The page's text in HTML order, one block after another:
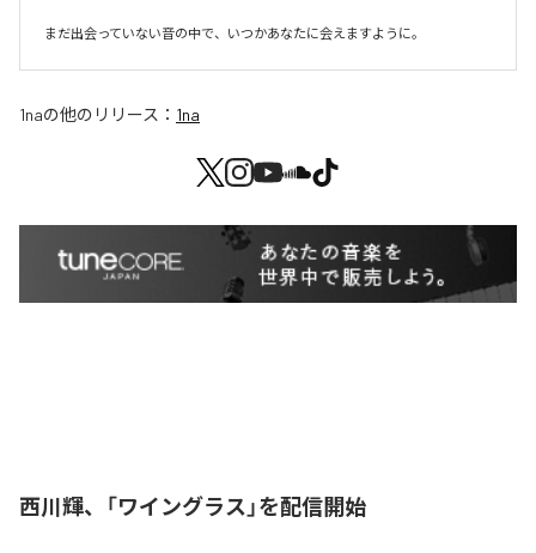
まだ出会っていない音の中で、いつかあなたに会えますように。
1naの他のリリース： 1na
西川輝、「ワイングラス」を配信開始